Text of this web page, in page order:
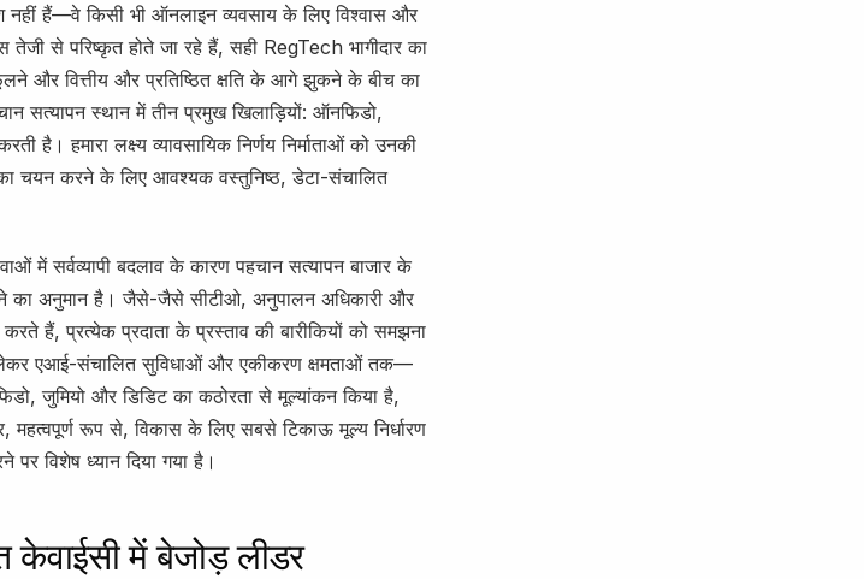
हैं—वे किसी भी ऑनलाइन व्यवसाय के लिए विश्वास और
तेजी से परिष्कृत होते जा रहे हैं, सही RegTech भागीदार का
और वित्तीय और प्रतिष्ठित क्षति के आगे झुकने के बीच का
सत्यापन स्थान में तीन प्रमुख खिलाड़ियों: ऑनफिडो,
है। हमारा लक्ष्य व्यावसायिक निर्णय निर्माताओं को उनकी
चयन करने के लिए आवश्यक वस्तुनिष्ठ, डेटा-संचालित
में सर्वव्यापी बदलाव के कारण पहचान सत्यापन बाजार के
अनुमान है। जैसे-जैसे सीटीओ, अनुपालन अधिकारी और
हैं, प्रत्येक प्रदाता के प्रस्ताव की बारीकियों को समझना
एआई-संचालित सुविधाओं और एकीकरण क्षमताओं तक—
जुमियो और डिडिट का कठोरता से मूल्यांकन किया है,
रूप से, विकास के लिए सबसे टिकाऊ मूल्य निर्धारण
पर विशेष ध्यान दिया गया है।
में बेजोड़ लीडर